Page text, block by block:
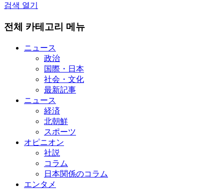
검색 열기
전체 카테고리 메뉴
ニュース
政治
国際・日本
社会・文化
最新記事
ニュース
経済
北朝鮮
スポーツ
オピニオン
社説
コラム
日本関係のコラム
エンタメ